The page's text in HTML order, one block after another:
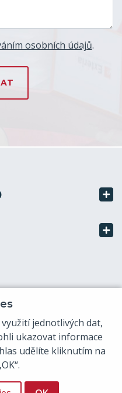
osobních údajů.
využití jednotlivých dat,
ukazovat informace
udělíte kliknutím na